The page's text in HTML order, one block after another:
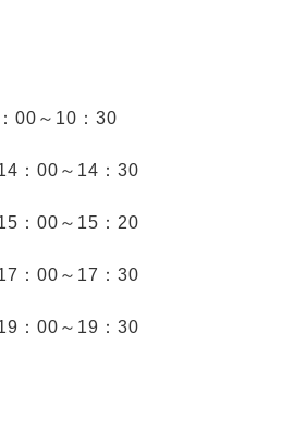
00～10：30
：00～14：30
：00～15：20
：00～17：30
：00～19：30